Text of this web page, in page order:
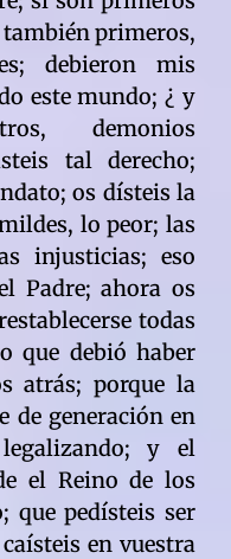
también primeros,
debieron mis
este mundo; ¿ y
demonios
tal derecho;
os dísteis la
lo peor; las
injusticias; eso
Padre; ahora os
todas
que debió haber
atrás; porque la
de generación en
y el
el Reino de los
que pedísteis ser
en vuestra